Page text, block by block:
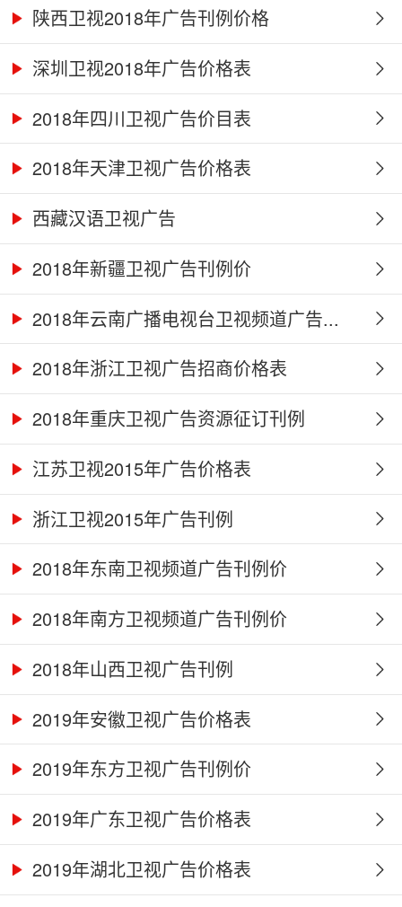
陕西卫视2018年广告刊例价格
深圳卫视2018年广告价格表
2018年四川卫视广告价目表
2018年天津卫视广告价格表
西藏汉语卫视广告
2018年新疆卫视广告刊例价
2018年云南广播电视台卫视频道广告...
2018年浙江卫视广告招商价格表
2018年重庆卫视广告资源征订刊例
江苏卫视2015年广告价格表
浙江卫视2015年广告刊例
2018年东南卫视频道广告刊例价
2018年南方卫视频道广告刊例价
2018年山西卫视广告刊例
2019年安徽卫视广告价格表
2019年东方卫视广告刊例价
2019年广东卫视广告价格表
2019年湖北卫视广告价格表